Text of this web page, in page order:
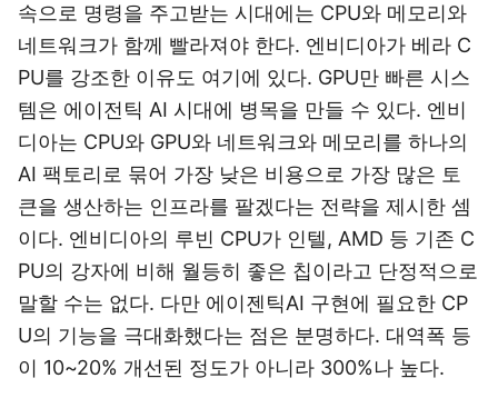
속으로 명령을 주고받는 시대에는 CPU와 메모리와
네트워크가 함께 빨라져야 한다. 엔비디아가 베라 C
PU를 강조한 이유도 여기에 있다. GPU만 빠른 시스
템은 에이전틱 AI 시대에 병목을 만들 수 있다. 엔비
디아는 CPU와 GPU와 네트워크와 메모리를 하나의
AI 팩토리로 묶어 가장 낮은 비용으로 가장 많은 토
큰을 생산하는 인프라를 팔겠다는 전략을 제시한 셈
이다. 엔비디아의 루빈 CPU가 인텔, AMD 등 기존 C
PU의 강자에 비해 월등히 좋은 칩이라고 단정적으로
말할 수는 없다. 다만 에이젠틱AI 구현에 필요한 CP
U의 기능을 극대화했다는 점은 분명하다. 대역폭 등
이 10~20% 개선된 정도가 아니라 300%나 높다.